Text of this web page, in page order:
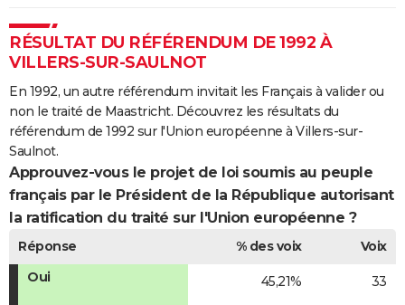
RÉSULTAT DU RÉFÉRENDUM DE 1992 À
VILLERS-SUR-SAULNOT
En 1992, un autre référendum invitait les Français à valider ou
non le traité de Maastricht. Découvrez les résultats du
référendum de 1992 sur l'Union européenne à Villers-sur-
Saulnot.
Approuvez-vous le projet de loi soumis au peuple
français par le Président de la République autorisant
la ratification du traité sur l'Union européenne ?
Réponse % des voix
Voix
Oui
45,21% 33